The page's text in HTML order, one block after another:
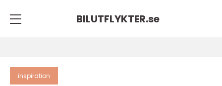
BILUTFLYKTER.se
inspiration